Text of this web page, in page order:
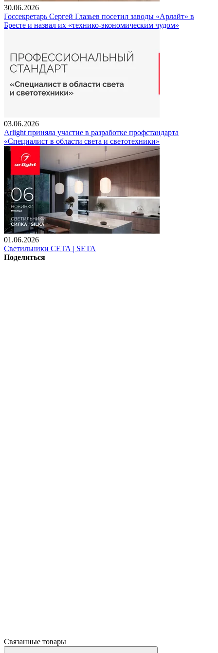
30.06.2026
Госсекретарь Сергей Глазьев посетил заводы «Арлайт» в
Бресте и назвал их «технико-экономическим чудом»
03.06.2026
Arlight приняла участие в разработке профстандарта
«Специалист в области света и светотехники»
01.06.2026
Светильники СЕТА | SETA
Поделиться
Связанные товары